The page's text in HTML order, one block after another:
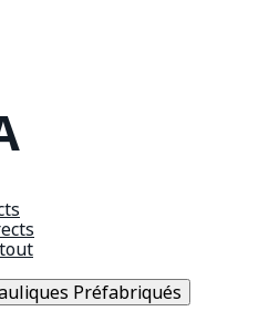
Préfabriqués